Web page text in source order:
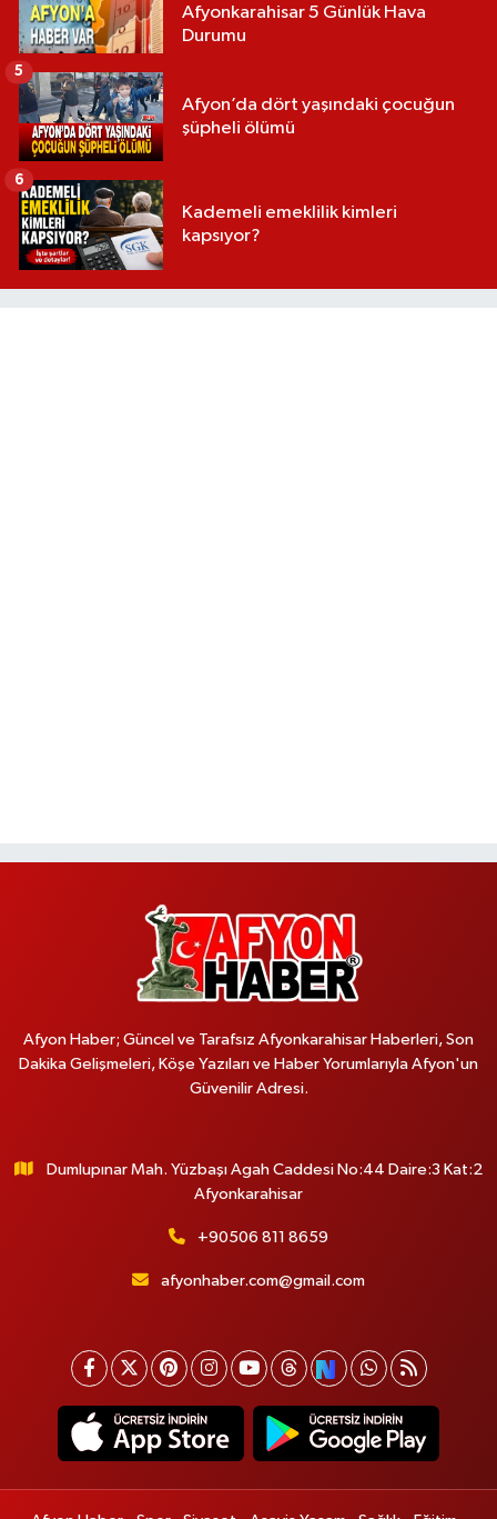
Afyonkarahisar 5 Günlük Hava
Durumu
Afyon’da dört yaşındaki çocuğun
şüpheli ölümü
5
Kademeli emeklilik kimleri
kapsıyor?
6
Afyon Haber; Güncel ve Tarafsız Afyonkarahisar Haberleri, Son
Dakika Gelişmeleri, Köşe Yazıları ve Haber Yorumlarıyla Afyon'un
Güvenilir Adresi.
Dumlupınar Mah. Yüzbaşı Agah Caddesi No:44 Daire:3 Kat:2
Afyonkarahisar
+90506 811 8659
afyonhaber.com@gmail.com